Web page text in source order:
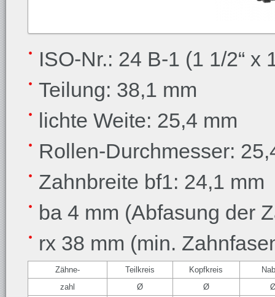
ISO-Nr.: 24 B-1 (1 1/2“ x
Teilung: 38,1 mm
lichte Weite: 25,4 mm
Rollen-Durchmesser:
Zahnbreite bf1: 24,1 mm
ba 4 mm (Abfasung der
rx 38 mm (min.
Zähne- Teilkreis Kopfkreis
zahl
Ø Ø